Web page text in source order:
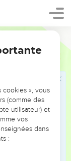
les sauterelles,
Voici, je vais
en lui ;
leur vie,
et en la
habitée
cookies », vous
(comme des
utilisateur) et
vos
dans
: